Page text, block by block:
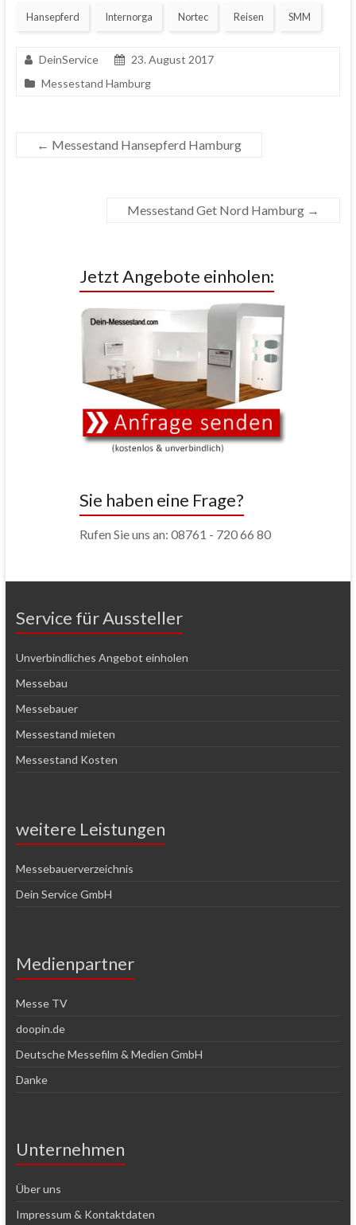
Hansepferd Internorga Nortec Reisen SMM
DeinService
23. August 2017
Messestand Hamburg
← Messestand Hansepferd Hamburg
Messestand Get Nord Hamburg →
Jetzt Angebote einholen:
Sie haben eine Frage?
Rufen Sie uns an: 08761 - 720 66 80
Service für Aussteller
Unverbindliches Angebot einholen
Messebau
Messebauer
Messestand mieten
Messestand Kosten
weitere Leistungen
Messebauerverzeichnis
Dein Service GmbH
Medienpartner
Messe TV
doopin.de
Deutsche Messefilm & Medien GmbH
Danke
Unternehmen
Über uns
Impressum & Kontaktdaten